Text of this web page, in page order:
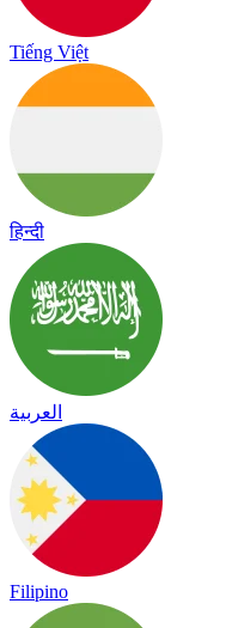
Tiếng Việt
हिन्दी
العربية
Filipino